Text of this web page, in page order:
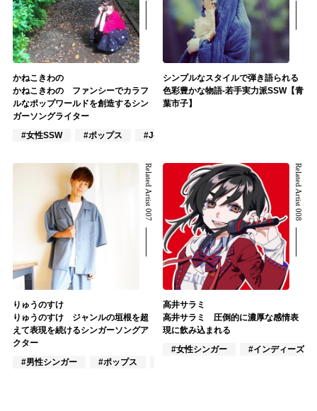
かねこきわの
かねこきわの ファンシーでカラフ
ルなポップワールドを創造するシン
ガーソングライター
#女性SSW
#ポップス #J-POP
シンプルなスタイルで弾き語られる
色彩豊かな物語-若手実力派SSW【青
葉市子】
Related Artist 007
りゅうのすけ
りゅうのすけ ジャンルの垣根を超
えて表現を続けるシンガーソングア
クター
#男性シンガー
#ポップス
Related Artist 008
高井サラミ
高井サラミ 圧倒的に濃厚な感情表
現に飲み込まれる
#女性シンガー
#インディーズ